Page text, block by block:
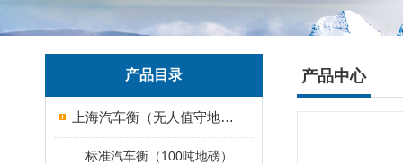
产品目录
上海汽车衡（无人值守地磅）
标准汽车衡（100吨地磅）
产品中心